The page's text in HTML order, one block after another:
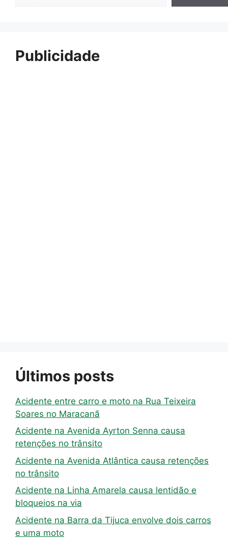
Publicidade
Últimos posts
Acidente entre carro e moto na Rua Teixeira
Soares no Maracanã
Acidente na Avenida Ayrton Senna causa
retenções no trânsito
Acidente na Avenida Atlântica causa retenções
no trânsito
Acidente na Linha Amarela causa lentidão e
bloqueios na via
Acidente na Barra da Tijuca envolve dois carros
e uma moto